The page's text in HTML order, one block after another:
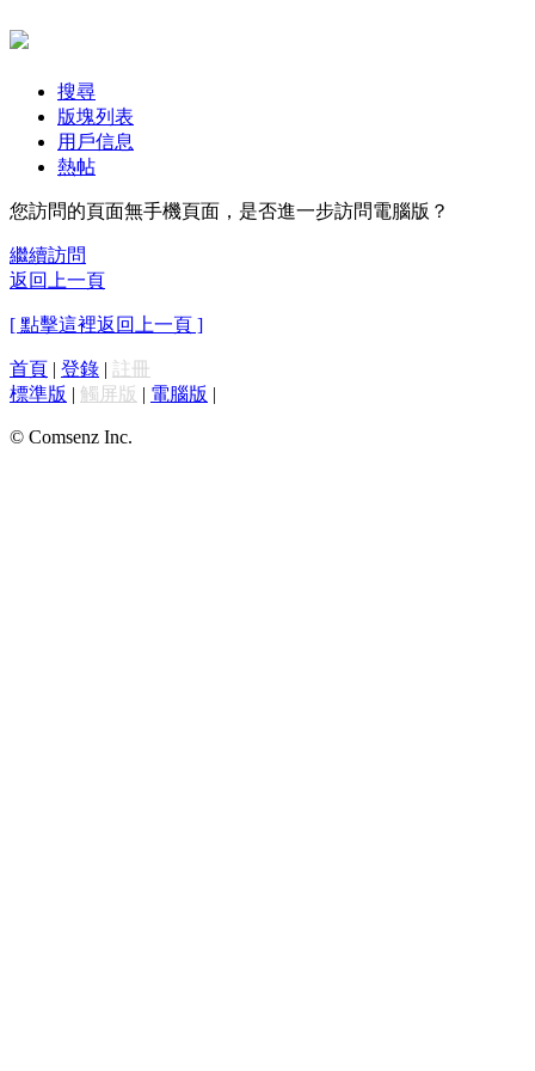
搜尋
版塊列表
用戶信息
熱帖
您訪問的頁面無手機頁面，是否進一步訪問電腦版？
繼續訪問
返回上一頁
[ 點擊這裡返回上一頁 ]
首頁 | 登錄 | 註冊
標準版 | 觸屏版 | 電腦版 |
© Comsenz Inc.